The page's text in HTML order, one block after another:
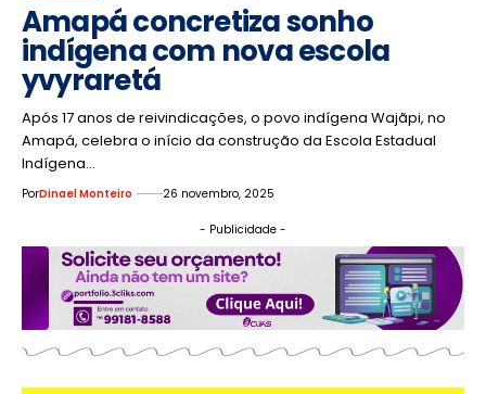
Amapá concretiza sonho
indígena com nova escola
yvyraretá
Após 17 anos de reivindicações, o povo indígena Wajãpi, no
Amapá, celebra o início da construção da Escola Estadual
Indígena…
PorDinael Monteiro 26 novembro, 2025
- Publicidade -